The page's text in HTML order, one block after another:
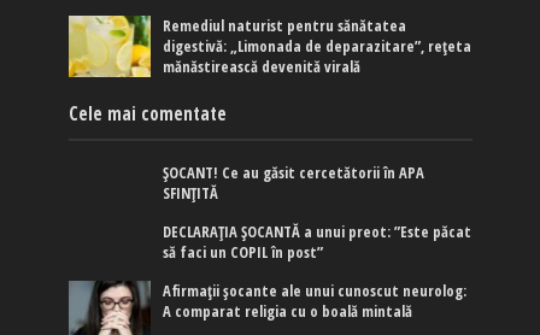
Remediul naturist pentru sănătatea
digestivă: „Limonada de deparazitare”, rețeta
mănăstirească devenită virală
Cele mai comentate
ȘOCANT! Ce au găsit cercetătorii în APA
SFINȚITĂ
DECLARAȚIA ȘOCANTĂ a unui preot: ”Este păcat
să faci un COPIL în post”
Afirmaţii şocante ale unui cunoscut neurolog:
A comparat religia cu o boală mintală